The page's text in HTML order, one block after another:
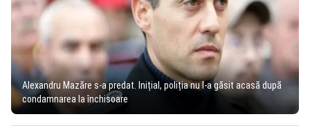
Alexandru Mazăre s-a predat. Inițial, poliția nu l-a găsit acasă după
condamnarea la închisoare